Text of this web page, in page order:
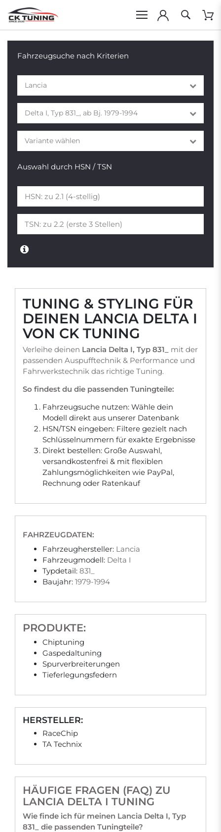
Fahrzeugsuche nach Kriterien
Lancia
Delta I, Typ 831_, ab Bj. 1979-1994
Variante wählen
Auswahl durch HSN / TSN
TUNING & STYLING FÜR
DEINEN LANCIA DELTA I
VON CK TUNING
Verleihe deinen Lancia Delta I, Typ 831_
mit der
passenden Auspufftechnik & Performance und
Fahrwerkstechnik das richtige Tuning.
So findest du die passenden Tuningteile:
Fahrzeugsuche nutzen: Wähle dein
Modell direkt aus unserer Datenbank
HSN/TSN eingeben: Filtere gezielt nach
Schlüsselnummern für exakte Ergebnisse
Direkt bestellen: Große Auswahl,
versandkostenfrei & mit flexiblen
Zahlungsmöglichkeiten wie PayPal,
Rechnung oder Ratenkauf
FAHRZEUGDATEN:
Fahrzeughersteller: Lancia
Fahrzeugmodell: Delta I
Typdetail: 831_
Baujahr: 1979-1994
PRODUKTE:
Chiptuning
Gaspedaltuning
Spurverbreiterungen
Tieferlegungsfedern
HERSTELLER:
RaceChip
TA Technix
HÄUFIGE FRAGEN (FAQ) ZU
LANCIA DELTA I TUNING
Wie finde ich für meinen Lancia Delta I, Typ
831_ die passenden Tuningteile?